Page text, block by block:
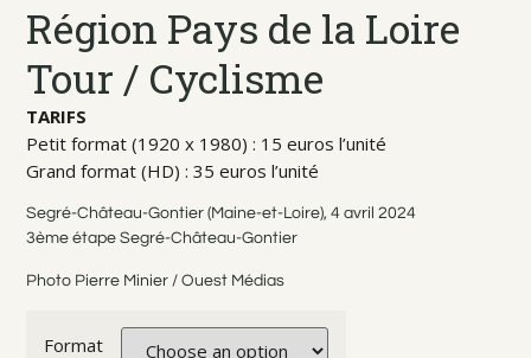
Région Pays de la Loire
Tour / Cyclisme
TARIFS
Petit format (1920 x 1980) : 15 euros l’unité
Grand format (HD) : 35 euros l’unité
Segré-Château-Gontier (Maine-et-Loire), 4 avril 2024
3ème étape Segré-Château-Gontier
Photo Pierre Minier / Ouest Médias
Format